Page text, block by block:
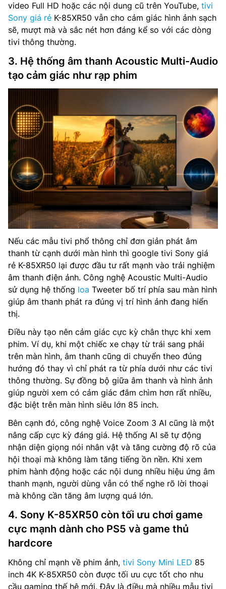
video Full HD hoặc các nội dung cũ trên YouTube, tivi
Sony giá rẻ K-85XR50 vẫn cho cảm giác hình ảnh sạch
sẽ, mượt mà và sắc nét hơn đáng kể so với các dòng
tivi thông thường.
3. Hệ thống âm thanh Acoustic Multi-Audio
tạo cảm giác như rạp phim
Nếu các mẫu tivi phổ thông chỉ đơn giản phát âm
thanh từ cạnh dưới màn hình thì google tivi Sony giá
rẻ K-85XR50 lại được đầu tư rất mạnh vào trải nghiệm
âm thanh điện ảnh. Công nghệ Acoustic Multi-Audio
sử dụng hệ thống loa Tweeter bố trí phía sau màn hình
giúp âm thanh phát ra đúng vị trí hình ảnh đang hiển
thị.
Điều này tạo nên cảm giác cực kỳ chân thực khi xem
phim. Ví dụ, khi một chiếc xe chạy từ trái sang phải
trên màn hình, âm thanh cũng di chuyển theo đúng
hướng đó thay vì chỉ phát ra từ phía dưới như các tivi
thông thường. Sự đồng bộ giữa âm thanh và hình ảnh
giúp người xem có cảm giác đắm chìm hơn rất nhiều,
đặc biệt trên màn hình siêu lớn 85 inch.
Bên cạnh đó, công nghệ Voice Zoom 3 AI cũng là một
nâng cấp cực kỳ đáng giá. Hệ thống AI sẽ tự động
nhận diện giọng nói nhân vật và tăng cường độ rõ của
hội thoại mà không làm tăng tiếng ồn nền. Khi xem
phim hành động hoặc các nội dung nhiều hiệu ứng âm
thanh mạnh, người dùng vẫn có thể nghe rõ lời thoại
mà không cần tăng âm lượng quá lớn.
4. Sony K-85XR50 còn tối ưu chơi game
cực mạnh dành cho PS5 và game thủ
hardcore
Không chỉ mạnh về phim ảnh, tivi Sony Mini LED 85
inch 4K K-85XR50 còn được tối ưu cực tốt cho nhu
cầu gaming thế hệ mới. Đây là điều mà nhiều mẫu tivi